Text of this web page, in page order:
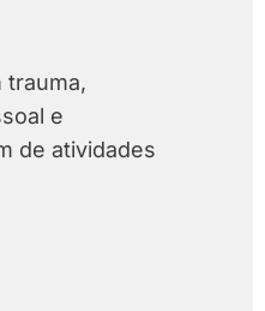
trauma,
e
de atividades